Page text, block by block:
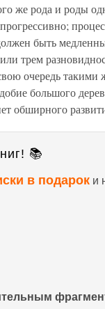
же рода и роды
быть
трем
очередь
большого
обширного
📚
в подарок и